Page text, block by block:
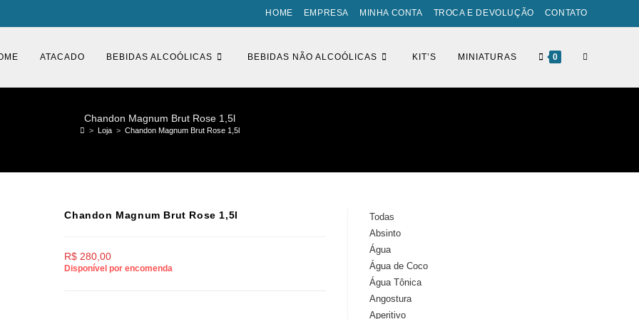
HOME EMPRESA MINHA CONTA TROCA E DEVOLUÇÃO CONTATO
ATACADO BEBIDAS ALCOÓLICAS BEBIDAS NÃO ALCOÓLICAS KIT’S MINIATURAS 0
Chandon Magnum Brut Rose 1,5l
> Loja > Chandon Magnum Brut Rose 1,5l
Todas
Absinto
Água
Água de Coco
Água Tônica
Angostura
Aperitivo
Chandon Magnum Brut Rose 1,5l
R$ 280,00
Disponível por encomenda